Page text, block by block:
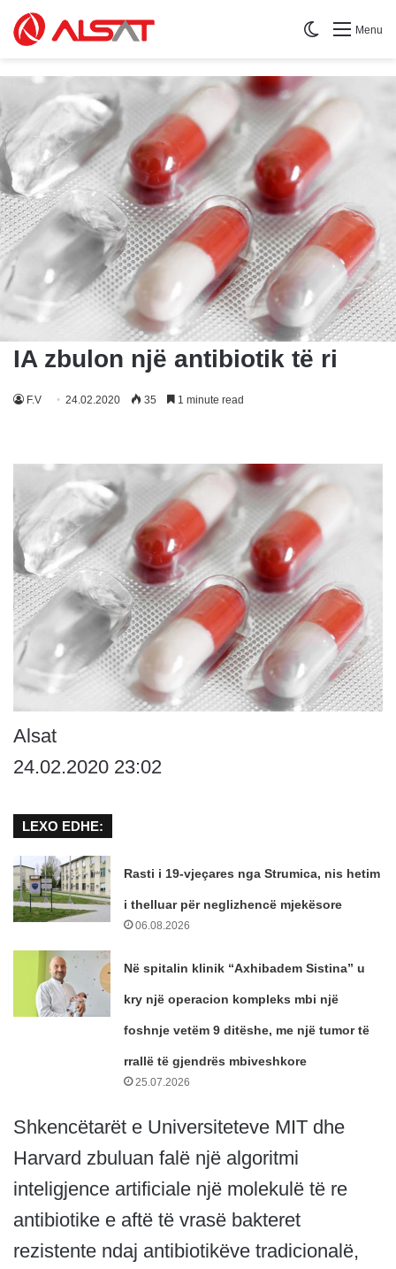
Menu
Switch skin
IA zbulon një antibiotik të ri
F.V 24.02.2020 35 1 minute read
Alsat
24.02.2020 23:02
LEXO EDHE:
Rasti i 19-vjeçares nga Strumica, nis hetim
i thelluar për neglizhencë mjekësore
06.08.2026
Në spitalin klinik “Axhibadem Sistina” u
kry një operacion kompleks mbi një
foshnje vetëm 9 ditëshe, me një tumor të
rrallë të gjendrës mbiveshkore
25.07.2026
Shkencëtarët e Universiteteve MIT dhe
Harvard zbuluan falë një algoritmi
inteligjence artificiale një molekulë të re
antibiotike e aftë të vrasë bakteret
rezistente ndaj antibiotikëve tradicionalë,